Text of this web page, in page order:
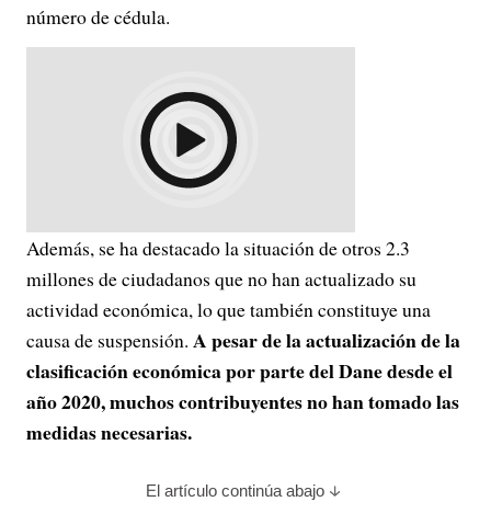
número de cédula.
Además, se ha destacado la situación de otros 2.3
millones de ciudadanos que no han actualizado su
actividad económica, lo que también constituye una
causa de suspensión. A pesar de la actualización de la
clasificación económica por parte del Dane desde el
año 2020, muchos contribuyentes no han tomado las
medidas necesarias.
El artículo continúa abajo